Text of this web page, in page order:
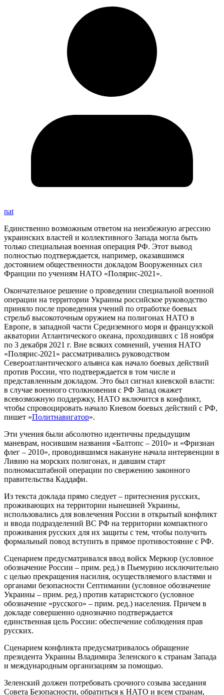
nat
Единственно возможным ответом на неизбежную агрессию
украинских властей и коллективного Запада могла быть
только специальная военная операция РФ. Этот вывод
полностью подтверждается, например, оказавшимся
достоянием общественности докладом Вооруженных сил
Франции по учениям НАТО «Полярис-2021».
Окончательное решение о проведении специальной военной
операции на территории Украины российское руководство
приняло после проведения учений по отработке боевых
стрельб высокоточным оружием на полигонах НАТО в
Европе, в западной части Средиземного моря и французской
акватории Атлантического океана, проходивших с 18 ноября
по 3 декабря 2021 г. Вне всяких сомнений, учения НАТО
«Полярис-2021» рассматривались руководством
Североатлантического альянса как начало боевых действий
против России, что подтверждается в том числе и
представленным докладом. Это был сигнал киевской власти:
в случае военного столкновения с РФ Запад окажет
всевозможную поддержку, НАТО включится в конфликт,
чтобы спровоцировать начало Киевом боевых действий с РФ,
пишет «Политнавигатор».
Эти учения были абсолютно идентичны предыдущим
маневрам, носившим названия «Балтопс – 2010» и «Фризиан
флег – 2010», проводившимся накануне начала интервенции в
Ливию на морских полигонах, и давшим старт
полномасштабной операции по свержению законного
правительства Каддафи.
Из текста доклада прямо следует – притеснения русских,
проживающих на территории нынешней Украины,
использовались для вовлечения России в открытый конфликт
и ввода подразделений ВС РФ на территории компактного
проживания русских для их защиты с тем, чтобы получить
формальный повод вступить в прямое противостояние с РФ.
Сценарием предусматривался ввод войск Меркюр (условное
обозначение России – прим. ред.) в Пьемурию исключительно
с целью прекращения насилия, осуществляемого властями и
органами безопасности Септимании (условное обозначение
Украины – прим. ред.) против катаристского (условное
обозначение «русского» – прим. ред.) населения. Причем в
докладе совершенно однозначно подтверждается
единственная цель России: обеспечение соблюдения прав
русских.
Сценарием конфликта предусматривалось обращение
президента Украины Владимира Зеленского к странам Запада
и международным организациям за помощью.
Зеленский должен потребовать срочного созыва заседания
Совета Безопасности, обратиться к НАТО и всем странам,